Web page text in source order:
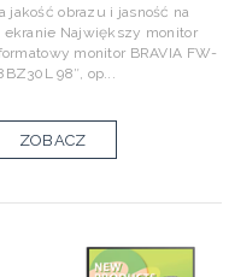
obrazu i jasność na
Największy monitor
monitor BRAVIA FW-
98″, op...
ZOBACZ